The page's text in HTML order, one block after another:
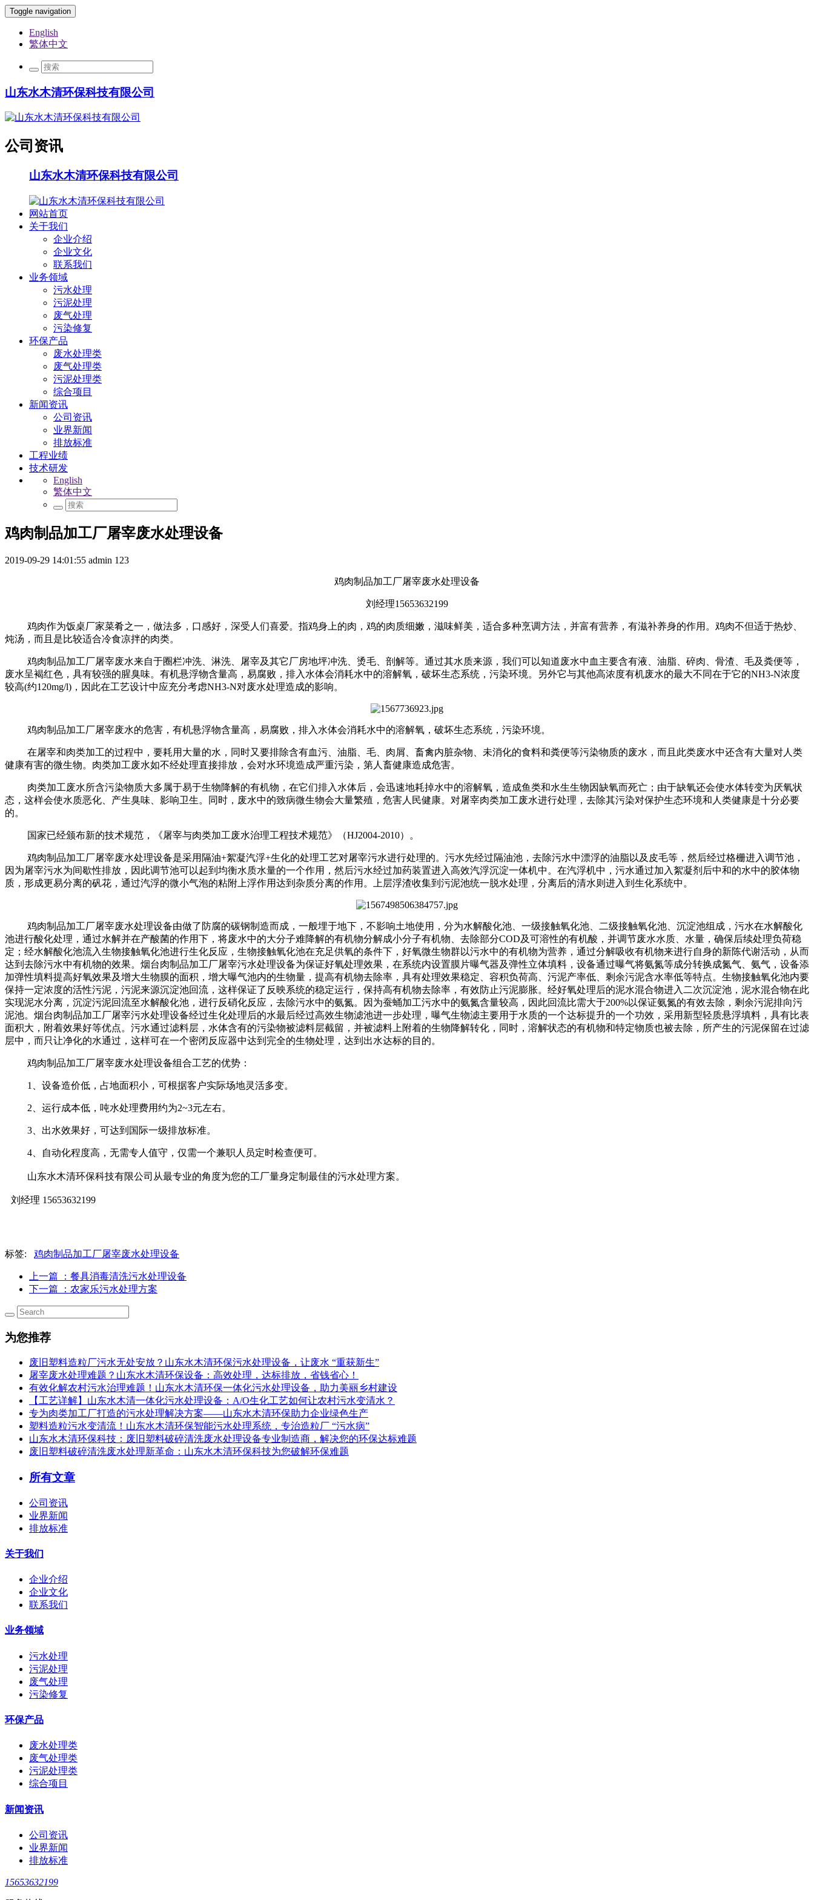
Toggle navigation
English
繁体中文
山东水木清环保科技有限公司
公司资讯
山东水木清环保科技有限公司
网站首页
关于我们
企业介绍
企业文化
联系我们
业务领域
污水处理
污泥处理
废气处理
污染修复
环保产品
废水处理类
废气处理类
污泥处理类
综合项目
新闻资讯
公司资讯
业界新闻
排放标准
工程业绩
技术研发
English
繁体中文
鸡肉制品加工厂屠宰废水处理设备
2019-09-29 14:01:55 admin 123
鸡肉制品加工厂屠宰废水处理设备
刘经理15653632199
鸡肉作为饭桌厂家菜肴之一，做法多，口感好，深受人们喜爱。指鸡身上的肉，鸡的肉质细嫩，滋味鲜美，适合多种烹调方法，并富有营养，有滋补养身的作用。鸡肉不但适于热炒、
炖汤，而且是比较适合冷食凉拌的肉类。
鸡肉制品加工厂屠宰废水来自于圈栏冲洗、淋洗、屠宰及其它厂房地坪冲洗、烫毛、剖解等。 通过其水质来源，我们可以知道废水中血主要含有液、油脂、碎肉、骨渣、毛及粪便等，
废水呈褐红色，具有较强的腥臭味。有机悬浮物含量高，易腐败，排入水体会消耗水中的溶解氧，破坏生态系统，污染环境。
另外它与其他高浓度有机废水的最大不同在于它的NH3-N浓度
较高(约120mg/l)，因此在工艺设计中应充分考虑NH3-N对废水处理造成的影响。
鸡肉制品加工厂屠宰废水的危害，有机悬浮物含量高，易腐败，排入水体会消耗水中的溶解氧，破坏生态系统，污染环境。
在屠宰和肉类加工的过程中，要耗用大量的水，同时又要排除含有血污、油脂、毛、肉屑、畜禽内脏杂物、未消化的食料和粪便等污染物质的废水，而且此类废水中还含有大量对人类
健康有害的微生物。肉类加工废水如不经处理直接排放，会对水环境造成严重污染，第人畜健康造成危害。
肉类加工废水所含污染物质大多属于易于生物降解的有机物，在它们排入水体后，会迅速地耗掉水中的溶解氧，造成鱼类和水生生物因缺氧而死亡；由于缺氧还会使水体转变为厌氧状
态，这样会使水质恶化、产生臭味、影响卫生。同时，废水中的致病微生物会大量繁殖，危害人民健康。对屠宰肉类加工废水进行处理，去除其污染对保护生态环境和人类健康是十分必要
的。
国家已经颁布新的技术规范，《屠宰与肉类加工废水治理工程技术规范》（HJ2004-2010）。
鸡肉制品加工厂屠宰废水处理设备是采用隔油+絮凝汽浮+生化的处理工艺对屠宰污水进行处理的。污水先经过隔油池，去除污水中漂浮的油脂以及皮毛等，然后经过格栅进入调节池，
因为屠宰污水为间歇性排放，因此调节池可以起到均衡水质水量的一个作用，然后污水经过加药装置进入高效汽浮沉淀一体机中。在汽浮机中，污水通过加入絮凝剂后中和的水中的胶体物
质，形成更易分离的矾花，通过汽浮的微小气泡的粘附上浮作用达到杂质分离的作用。上层浮渣收集到污泥池统一脱水处理，分离后的清水则进入到生化系统中。
鸡肉制品加工厂屠宰废水处理设备由做了防腐的碳钢制造而成，一般埋于地下，不影响土地使用，分为水解酸化池、一级接触氧化池、二级接触氧化池、沉淀池组成，污水在水解酸化
池进行酸化处理，通过水解并在产酸菌的作用下，将废水中的大分子难降解的有机物分解成小分子有机物、去除部分COD及可溶性的有机酸，并调节废水水质、水量，确保后续处理负荷稳
定；经水解酸化池流入生物接触氧化池进行生化反应，生物接触氧化池在充足供氧的条件下，好氧微生物群以污水中的有机物为营养，通过分解吸收有机物来进行自身的新陈代谢活动，从而
达到去除污水中有机物的效果。烟台肉制品加工厂屠宰污水处理设备为保证好氧处理效果，在系统内设置膜片曝气器及弹性立体填料，设备通过曝气将氨氮等成分转换成氮气、氨气，设备添
加弹性填料提高好氧效果及增大生物膜的面积，增大曝气池内的生物量，提高有机物去除率，具有处理效果稳定、容积负荷高、污泥产率低、剩余污泥含水率低等特点。生物接触氧化池内要
保持一定浓度的活性污泥，污泥来源沉淀池回流，这样保证了反映系统的稳定运行，保持高有机物去除率，有效防止污泥膨胀。经好氧处理后的泥水混合物进入二次沉淀池，泥水混合物在此
实现泥水分离，沉淀污泥回流至水解酸化池，进行反硝化反应，去除污水中的氨氮。因为蚕蛹加工污水中的氨氮含量较高，因此回流比需大于200%以保证氨氮的有效去除，剩余污泥排向污
泥池。烟台肉制品加工厂屠宰污水处理设备经过生化处理后的水最后经过高效生物滤池进一步处理，曝气生物滤主要用于水质的一个达标提升的一个功效，采用新型轻质悬浮填料，具有比表
面积大，附着效果好等优点。污水通过滤料层，水体含有的污染物被滤料层截留，并被滤料上附着的生物降解转化，同时，溶解状态的有机物和特定物质也被去除，所产生的污泥保留在过滤
层中，而只让净化的水通过，这样可在一个密闭反应器中达到完全的生物处理，达到出水达标的目的。
鸡肉制品加工厂屠宰废水处理设备组合工艺的优势：
1、设备造价低，占地面积小，可根据客户实际场地灵活多变。
2、运行成本低，吨水处理费用约为2~3元左右。
3、出水效果好，可达到国际一级排放标准。
4、自动化程度高，无需专人值守，仅需一个兼职人员定时检查便可。
山东水木清环保科技有限公司从最专业的角度为您的工厂量身定制最佳的污水处理方案。
刘经理 15653632199
标签: 鸡肉制品加工厂屠宰废水处理设备
上一篇
：餐具消毒清洗污水处理设备
下一篇
：农家乐污水处理方案
为您推荐
废旧塑料造粒厂污水无处安放？山东水木清环保污水处理设备，让废水 “重获新生”
屠宰废水处理难题？山东水木清环保设备：高效处理，达标排放，省钱省心！
有效化解农村污水治理难题！山东水木清环保一体化污水处理设备，助力美丽乡村建设
【工艺详解】山东水木清一体化污水处理设备：A/O生化工艺如何让农村污水变清水？
专为肉类加工厂打造的污水处理解决方案——山东水木清环保助力企业绿色生产
塑料造粒污水变清流！山东水木清环保智能污水处理系统，专治造粒厂 “污水病”
山东水木清环保科技：废旧塑料破碎清洗废水处理设备专业制造商，解决您的环保达标难题
废旧塑料破碎清洗废水处理新革命：山东水木清环保科技为您破解环保难题
所有文章
公司资讯
业界新闻
排放标准
关于我们
企业介绍
企业文化
联系我们
业务领域
污水处理
污泥处理
废气处理
污染修复
环保产品
废水处理类
废气处理类
污泥处理类
综合项目
新闻资讯
公司资讯
业界新闻
排放标准
15653632199